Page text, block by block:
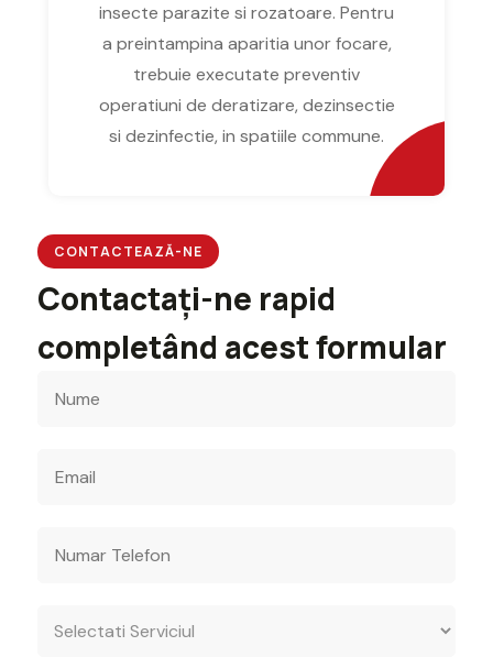
insecte parazite si rozatoare. Pentru
a preintampina aparitia unor focare,
trebuie executate preventiv
operatiuni de deratizare, dezinsectie
si dezinfectie, in spatiile commune.
CONTACTEAZĂ-NE
Contactați-ne rapid
completând acest formular